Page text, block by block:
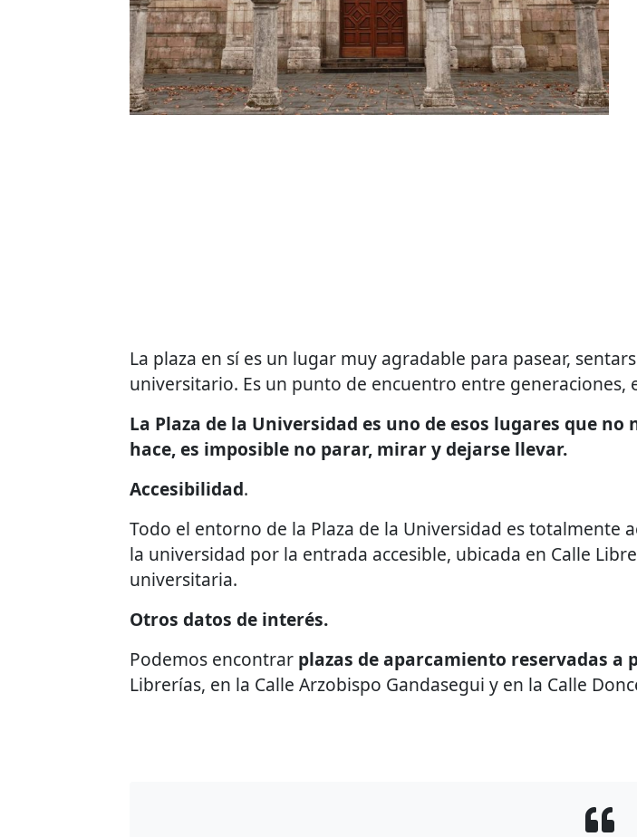
La plaza en sí es un lugar muy agradable para pasear,
universitario. Es un punto de encuentro entre
La Plaza de la Universidad es uno de esos lugares que
hace, es imposible no parar, mirar y dejarse llevar.
Accesibilidad.
Todo el entorno de la Plaza de la Universidad es totalmente
la universidad por la entrada accesible, ubicada en Calle
universitaria.
Otros datos de interés.
Podemos encontrar plazas de aparcamiento reservadas a
Librerías, en la Calle Arzobispo Gandasegui y en la Calle